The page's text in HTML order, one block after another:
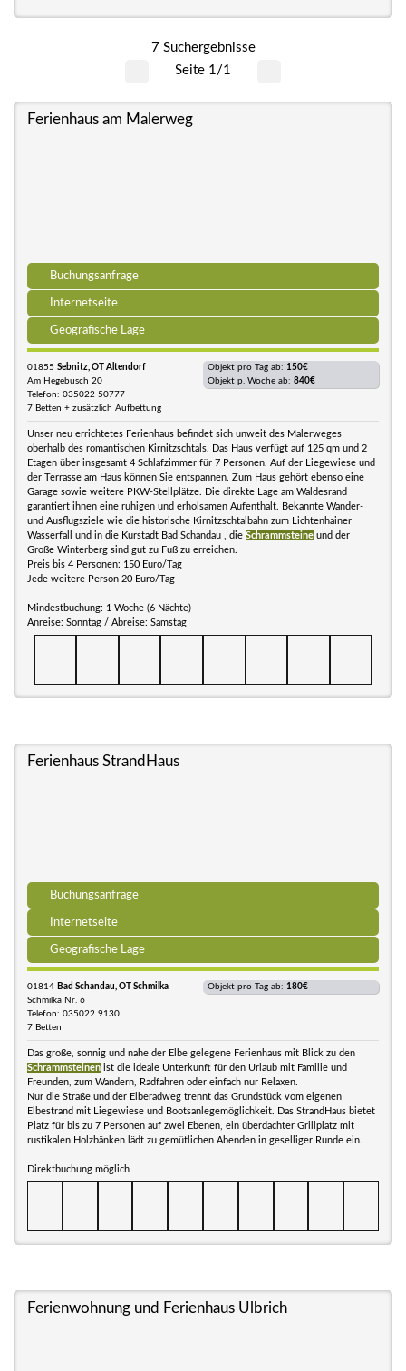
7 Suchergebnisse
Seite 1/1
Ferienhaus am Malerweg
Buchungsanfrage
Internetseite
Geografische Lage
01855 Sebnitz, OT Altendorf
Am Hegebusch 20
Telefon: 035022 50777
7 Betten + zusätzlich Aufbettung
Objekt pro Tag ab: 150€
Objekt p. Woche ab: 840€
Unser neu errichtetes Ferienhaus befindet sich unweit des Malerweges
oberhalb des romantischen Kirnitzschtals. Das Haus verfügt auf 125 qm und 2
Etagen über insgesamt 4 Schlafzimmer für 7 Personen. Auf der Liegewiese und
der Terrasse am Haus können Sie entspannen. Zum Haus gehört ebenso eine
Garage sowie weitere PKW-Stellplätze. Die direkte Lage am Waldesrand
garantiert ihnen eine ruhigen und erholsamen Aufenthalt. Bekannte Wander-
und Ausflugsziele wie die historische Kirnitzschtalbahn zum Lichtenhainer
Wasserfall und in die Kurstadt Bad Schandau , die Schrammsteine und der
Große Winterberg sind gut zu Fuß zu erreichen.
Preis bis 4 Personen: 150 Euro/Tag
Jede weitere Person 20 Euro/Tag
Mindestbuchung: 1 Woche (6 Nächte)
Anreise: Sonntag / Abreise: Samstag
Ferienhaus StrandHaus
Buchungsanfrage
Internetseite
Geografische Lage
01814 Bad Schandau, OT Schmilka
Schmilka Nr. 6
Telefon: 035022 9130
7 Betten
Objekt pro Tag ab: 180€
Das große, sonnig und nahe der Elbe gelegene Ferienhaus mit Blick zu den
Schrammsteinen ist die ideale Unterkunft für den Urlaub mit Familie und
Freunden, zum Wandern, Radfahren oder einfach nur Relaxen.
Nur die Straße und der Elberadweg trennt das Grundstück vom eigenen
Elbestrand mit Liegewiese und Bootsanlegemöglichkeit. Das StrandHaus bietet
Platz für bis zu 7 Personen auf zwei Ebenen, ein überdachter Grillplatz mit
rustikalen Holzbänken lädt zu gemütlichen Abenden in geselliger Runde ein.
Direktbuchung möglich
Ferienwohnung und Ferienhaus Ulbrich